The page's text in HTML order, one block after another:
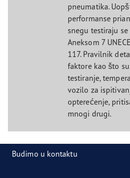
pneumatika.
performanse
snegu testiraju
Aneksom 7
117. Pravilnik
faktore kao što
testiranje,
vozilo za
opterećenje,
mnogi drugi.
Budimo u kontaktu